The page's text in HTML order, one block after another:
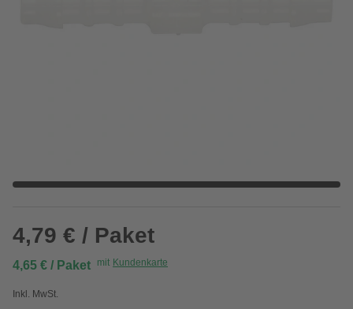
4,79 € / Paket
4,65 € / Paket mit Kundenkarte
Inkl. MwSt.